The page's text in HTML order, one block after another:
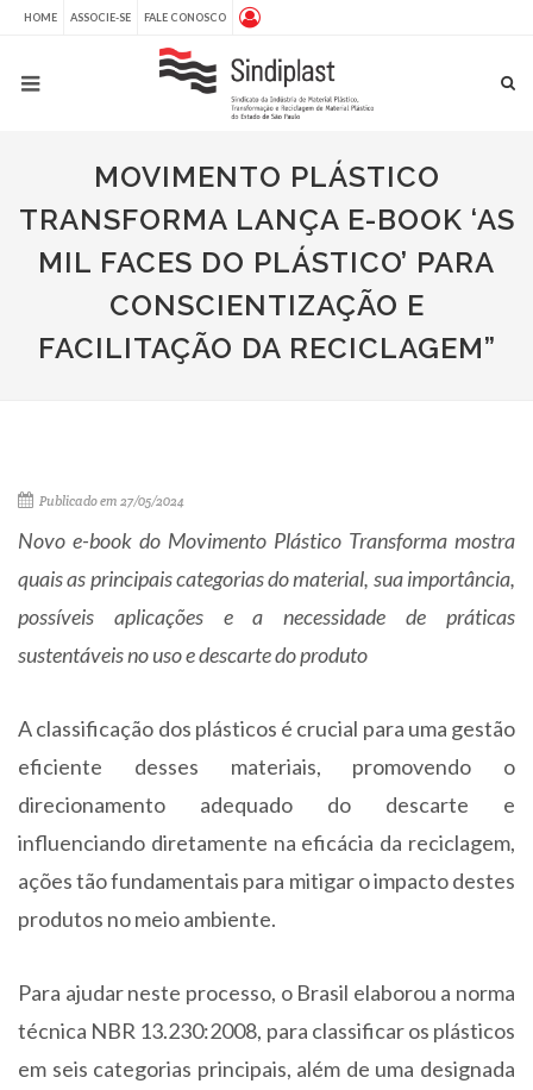
HOME ASSOCIE-SE FALE CONOSCO
MOVIMENTO PLÁSTICO
TRANSFORMA LANÇA E-BOOK ‘AS
MIL FACES DO PLÁSTICO’ PARA
CONSCIENTIZAÇÃO E
FACILITAÇÃO DA RECICLAGEM”
Publicado em 27/05/2024
Novo e-book do Movimento Plástico Transforma mostra
quais as principais categorias do material, sua importância,
possíveis aplicações e a necessidade de práticas
sustentáveis no uso e descarte do produto
A classificação dos plásticos é crucial para uma gestão
eficiente desses materiais, promovendo o
direcionamento adequado do descarte e
influenciando diretamente na eficácia da reciclagem,
ações tão fundamentais para mitigar o impacto destes
produtos no meio ambiente.
Para ajudar neste processo, o Brasil elaborou a norma
técnica NBR 13.230:2008, para classificar os plásticos
em seis categorias principais, além de uma designada